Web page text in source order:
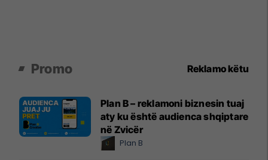
Promo Reklamo këtu
Plan B – reklamoni biznesin tuaj
aty ku është audienca shqiptare
në Zvicër
Plan B